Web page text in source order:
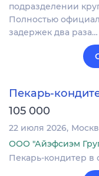
подразделении
Полностью
задержек два раза…
Пекарь-
105 000
22 июля 2026
ООО "Айэфсиэм
Пекарь-кондитер в